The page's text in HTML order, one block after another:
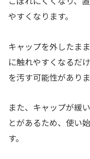
やすくなります。
キャップを外したま
に触れやすくなるだ
を汚す可能性がありま
また、キャップが緩
とがあるため、使い
す。